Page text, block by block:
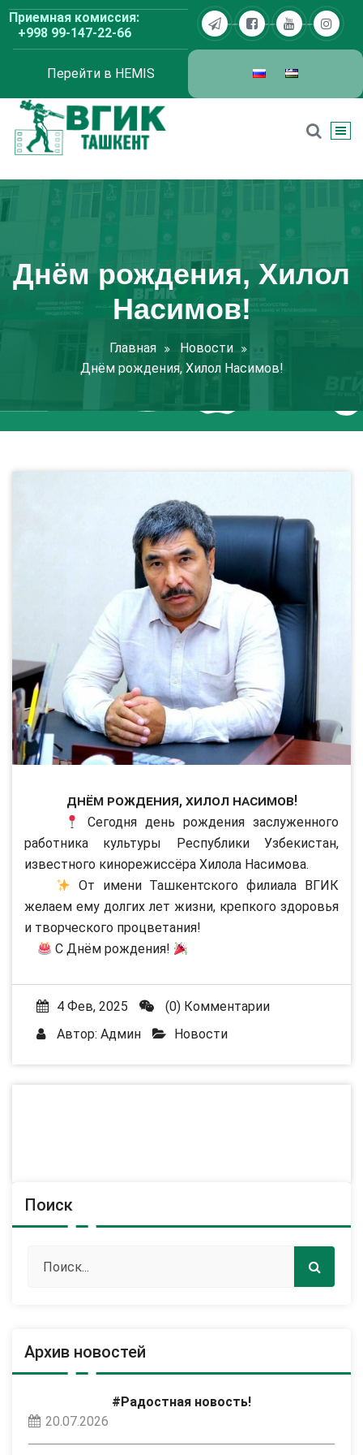
Перейти
содержимому
Приемная комиссия:
+998 99-147-22-66
Перейти в HEMIS
Днём рождения, Хилол
Насимов!
Главная
Новости
Днём рождения, Хилол Насимов!
Днём рождения, Хилол Насимов!
Сегодня день рождения заслуженного
работника культуры Республики Узбекистан,
известного кинорежиссёра Хилола Насимова.
От имени Ташкентского филиала ВГИК
желаем ему долгих лет жизни, крепкого здоровья
и творческого процветания!
С Днём рождения!
4 Фев, 2025
(0) Комментарии
Автор: Админ Новости
Поиск
Архив новостей
#Радостная новость!
20.07.2026